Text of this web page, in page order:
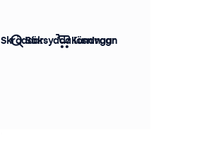
Skräddarsydda lösningar
Sök Kundvagn